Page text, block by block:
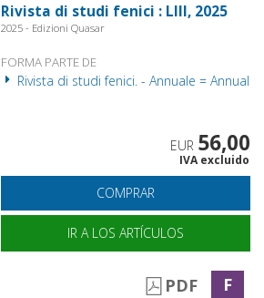
Rivista di studi fenici : LIII, 2025
2025 - Edizioni Quasar
FORMA PARTE DE
Rivista di studi fenici. - Annuale = Annual
EUR 56,00
IVA excluido
COMPRAR
IR A LOS ARTÍCULOS
PDF F